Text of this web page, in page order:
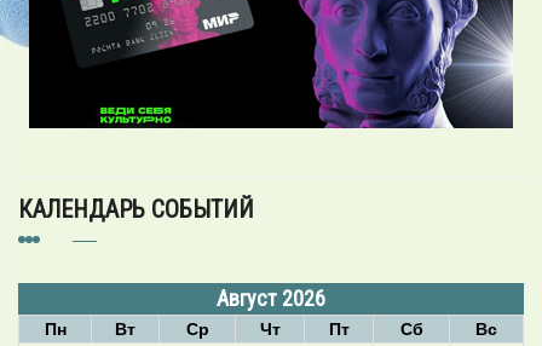
КАЛЕНДАРЬ СОБЫТИЙ
Август 2026
Пн Вт Ср Чт Пт Сб
Вс